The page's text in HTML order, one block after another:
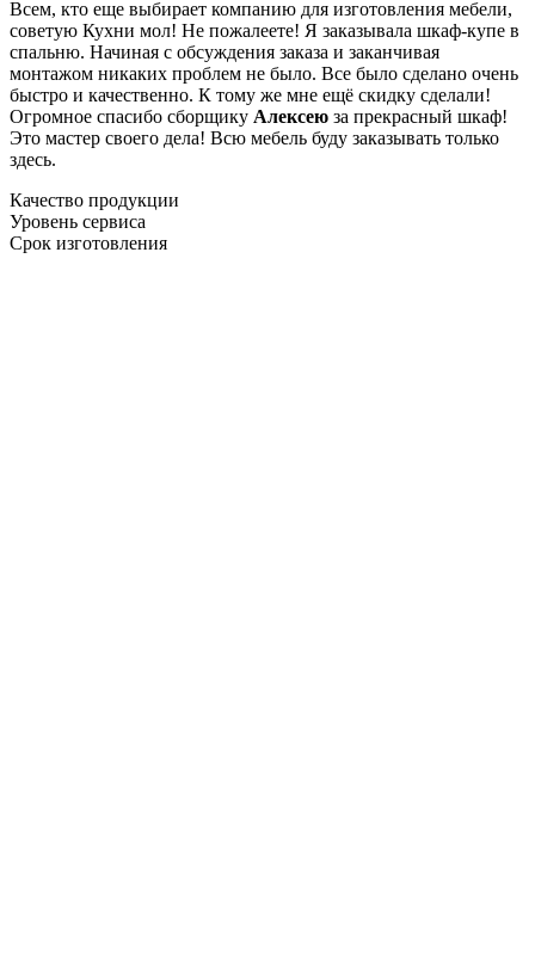
Всем, кто еще выбирает компанию для изготовления мебели,
советую Кухни мол! Не пожалеете! Я заказывала шкаф-купе в
спальню. Начиная с обсуждения заказа и заканчивая
монтажом никаких проблем не было. Все было сделано очень
быстро и качественно. К тому же мне ещё скидку сделали!
Огромное спасибо сборщику Алексею за прекрасный шкаф!
Это мастер своего дела! Всю мебель буду заказывать только
здесь.
Качество продукции
Уровень сервиса
Срок изготовления